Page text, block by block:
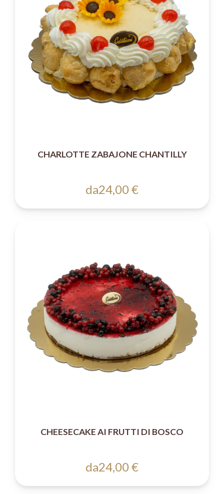
CHARLOTTE ZABAJONE CHANTILLY
da24,00 €
CHEESECAKE AI FRUTTI DI BOSCO
da24,00 €